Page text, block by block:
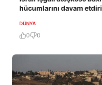
hücumlarını davam
DÜNYA
0 0